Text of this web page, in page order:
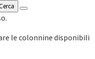
le colonnine disponibili